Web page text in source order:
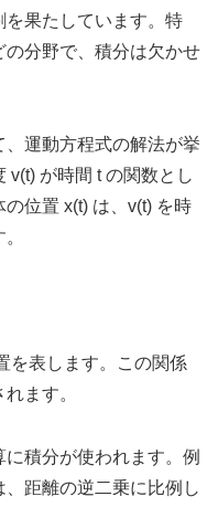
果たしています。特
分野で、積分は欠かせ
運動方程式の解法が挙
v(t) が時間 t の関数とし
位置 x(t) は、v(t) を時
を表します。この関係
ます。
積分が使われます。例
距離の逆二乗に比例し